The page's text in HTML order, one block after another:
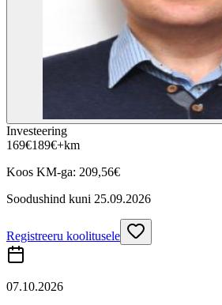
Investeering
169€189€+km
Koos KM-ga: 209,56€
Soodushind kuni 25.09.2026
Registreeru koolitusele
07.10.2026